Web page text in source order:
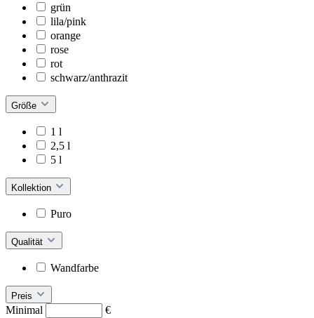
grün
lila/pink
orange
rose
rot
schwarz/anthrazit
Größe
1 l
2,5 l
5 l
Kollektion
Puro
Qualität
Wandfarbe
Preis
Minimal
€